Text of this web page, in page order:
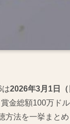
は2026年3月1日
金総額100万ド
法を一挙まとめ